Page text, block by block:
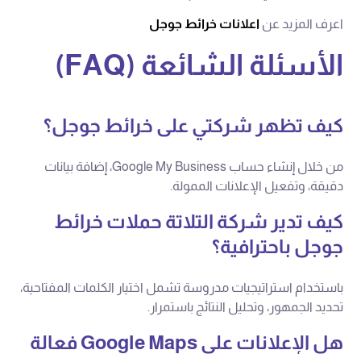
اعرف المزيد عن اعلانات خرائط جوجل
الأسئلة الشائعة (FAQ)
كيف تظهر شركتي على خرائط جوجل؟
من خلال إنشاء حساب Google My Business، إضافة بيانات
دقيقة، وتفعيل الإعلانات الممولة.
كيف تدير شركة التلاتة حملات خرائط
جوجل باحترافية؟
باستخدام استراتيجيات مدروسة تشمل اختيار الكلمات المفتاحية،
تحديد الجمهور، وتحليل النتائج باستمرار.
هل الإعلانات على Google Maps فعالة